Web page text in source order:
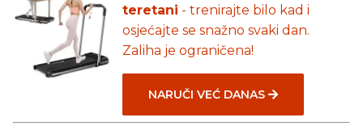
teretani - trenirajte bilo kad i
osjećajte se snažno svaki dan.
Zaliha je ograničena!
NARUČI VEĆ DANAS